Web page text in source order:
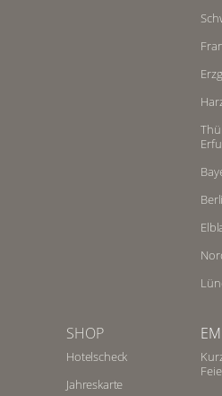
SHOP
Hotelscheck
Jahreskarte